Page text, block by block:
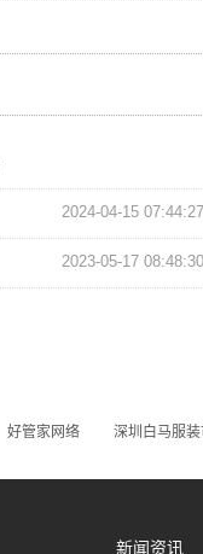
2024-04-15 07:44:27
2023-05-17 08:48:30
好管家网络 深圳白马服
新闻资讯